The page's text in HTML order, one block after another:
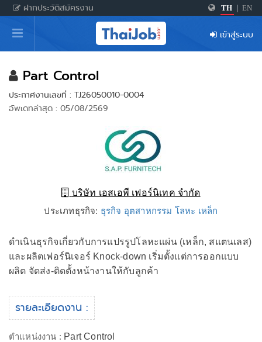
ฝากประวัติสมัครงาน TH EN
หน้าหลัก
ผู้สมัครงาน: เข้าสู่ระบบ
ฝากประวัติสมัครงาน
เกร็ดความรู้
สำหรับผู้ประกอบการ
เข้าสู่ระบบ
Part Control
ประกาศงานเลขที่ : TJ26050010-0004
อัพเดทล่าสุด : 05/08/2569
บริษัท เอสเอพี เฟอร์นิเทค จำกัด
ประเภทธุรกิจ: ธุรกิจ อุตสาหกรรม โลหะ เหล็ก
ดำเนินธุรกิจเกี่ยวกับการแปรรูปโลหะแผ่น (เหล็ก, สแตนเลส)
และผลิตเฟอร์นิเจอร์ Knock-down เริ่มตั้งแต่การออกแบบ
ผลิต จัดส่ง-ติดตั้งหน้างานให้กับลูกค้า
รายละเอียดงาน :
ตำแหน่งงาน : Part Control